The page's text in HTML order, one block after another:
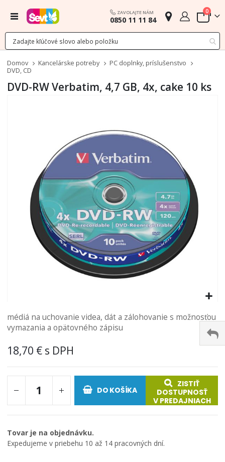
Menu ZAVOLAJTE NÁM
0850 11 11 84 Cart
0
Domov Kancelárske potreby
PC doplnky, príslušenstvo
DVD, CD
DVD-RW Verbatim, 4,7 GB, 4x, cake 10 ks
na
začiatok
obrázkov
médiá na uchovanie videa, dát a zálohovanie s možnosťou
vymazania a opätovného zápisu
18,70 €
DO KOŠÍKA
ZISTIŤ
DOSTUPNOSŤ
V PREDAJNIACH
Tovar je na objednávku.
Expedujeme v priebehu 10 až 14 pracovných dní.